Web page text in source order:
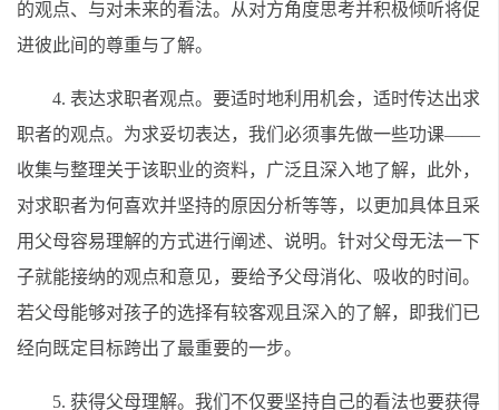
的观点、与对未来的看法。从对方角度思考并积极倾听将促
进彼此间的尊重与了解。
4. 表达求职者观点。要适时地利用机会，适时传达出求
职者的观点。为求妥切表达，我们必须事先做一些功课——
收集与整理关于该职业的资料，广泛且深入地了解，此外，
对求职者为何喜欢并坚持的原因分析等等，以更加具体且采
用父母容易理解的方式进行阐述、说明。针对父母无法一下
子就能接纳的观点和意见，要给予父母消化、吸收的时间。
若父母能够对孩子的选择有较客观且深入的了解，即我们已
经向既定目标跨出了最重要的一步。
5. 获得父母理解。我们不仅要坚持自己的看法也要获得